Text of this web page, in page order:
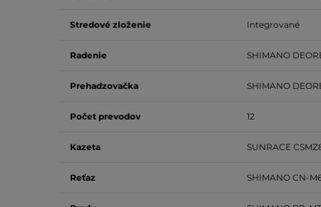
Stredové zloženie Integrované
Radenie SHIMANO
Prehadzovačka SHIMANO
Počet prevodov 12
Kazeta SUNRACE
Reťaz SHIMANO CN-